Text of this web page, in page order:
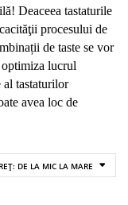
Deaceea tastaturile
procesului de
de taste se vor
lucrul
tastaturilor
avea loc de
DE LA MIC LA MARE